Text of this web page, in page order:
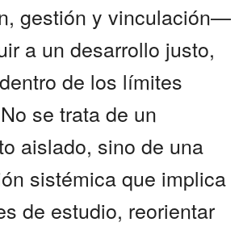
gestión y vinculación—
a un desarrollo justo,
de los límites
se trata de un
aislado, sino de una
sistémica que implica
de estudio, reorientar